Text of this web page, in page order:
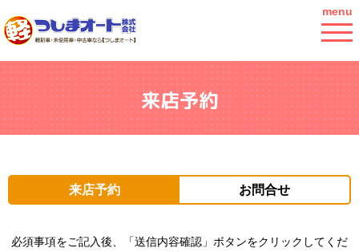
menu
来店予約
来店予約 お問合せ
必須事項をご記入後、「送信内容確認」ボタンをクリックしてくだ